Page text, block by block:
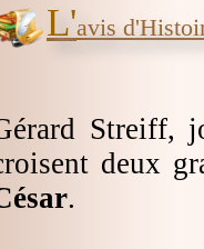
L'avis
Streiff,
deux
.